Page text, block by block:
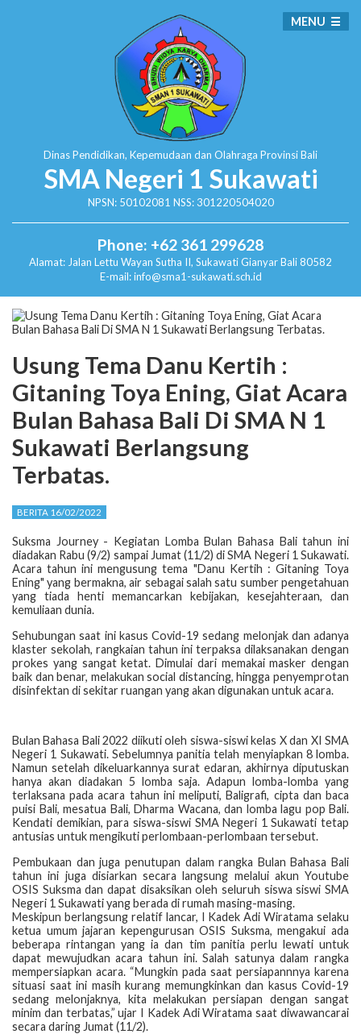
Dinas Pendidikan, Kepemudaan dan Olahraga Provinsi Bali
SMA Negeri 1 Sukawati
NPSN: 50102081 NSS: 301220504020
Phone: +62 361 299628
Alamat: Jalan Lettu Wayan Sutha II, SukawatiGianyar Bali 80582
E-mail: info@sma1-sukawati.sch.id
MENU
Usung Tema Danu Kertih :
Gitaning Toya Ening, Giat Acara
Bulan Bahasa Bali Di SMA N 1
Sukawati Berlangsung
Terbatas.
BERITA 16/02/2022
Suksma Journey - Kegiatan Lomba Bulan Bahasa Bali tahun ini
diadakan Rabu (9/2) sampai Jumat (11/2) di SMA Negeri 1 Sukawati.
Acara tahun ini mengusung tema "Danu Kertih : Gitaning Toya
Ening" yang bermakna, air sebagai salah satu sumber pengetahuan
yang tiada henti memancarkan kebijakan, kesejahteraan, dan
kemuliaan dunia.
Sehubungan saat ini kasus Covid-19 sedang melonjak dan adanya
klaster sekolah, rangkaian tahun ini terpaksa dilaksanakan dengan
prokes yang sangat ketat. Dimulai dari memakai masker dengan
baik dan benar, melakukan social distancing, hingga penyemprotan
disinfektan di sekitar ruangan yang akan digunakan untuk acara.
Bulan Bahasa Bali 2022 diikuti oleh siswa-siswi kelas X dan XI SMA
Negeri 1 Sukawati. Sebelumnya panitia telah menyiapkan 8 lomba.
Namun setelah dikeluarkannya surat edaran, akhirnya diputuskan
hanya akan diadakan 5 lomba saja. Adapun lomba-lomba yang
terlaksana pada acara tahun ini meliputi, Baligrafi, cipta dan baca
puisi Bali, mesatua Bali, Dharma Wacana, dan lomba lagu pop Bali.
Kendati demikian, para siswa-siswi SMA Negeri 1 Sukawati tetap
antusias untuk mengikuti perlombaan-perlombaan tersebut.
Pembukaan dan juga penutupan dalam rangka Bulan Bahasa Bali
tahun ini juga disiarkan secara langsung melalui akun Youtube
OSIS Suksma dan dapat disaksikan oleh seluruh siswa siswi SMA
Negeri 1 Sukawati yang berada di rumah masing-masing.
Meskipun berlangsung relatif lancar, I Kadek Adi Wiratama selaku
ketua umum jajaran kepengurusan OSIS Suksma, mengakui ada
beberapa rintangan yang ia dan tim panitia perlu lewati untuk
dapat mewujudkan acara tahun ini. Salah satunya dalam rangka
mempersiapkan acara. “Mungkin pada saat persiapannnya karena
situasi saat ini masih kurang memungkinkan dan kasus Covid-19
sedang melonjaknya, kita melakukan persiapan dengan sangat
minim dan terbatas,” ujar I Kadek Adi Wiratama saat diwawancarai
secara daring Jumat (11/2).